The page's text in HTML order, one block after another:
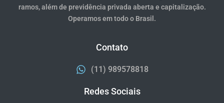
ramos, além de previdência privada aberta e capitalização.
Operamos em todo o Brasil.
Contato
(11) 989578818
Redes Sociais